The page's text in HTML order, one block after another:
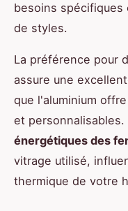
besoins
de styles.
La préférence pour
assure une
que l'aluminium
et personnalisables.
énergétiques des
vitrage utilisé,
thermique de votre